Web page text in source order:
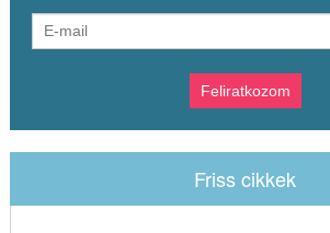
Friss cikkek